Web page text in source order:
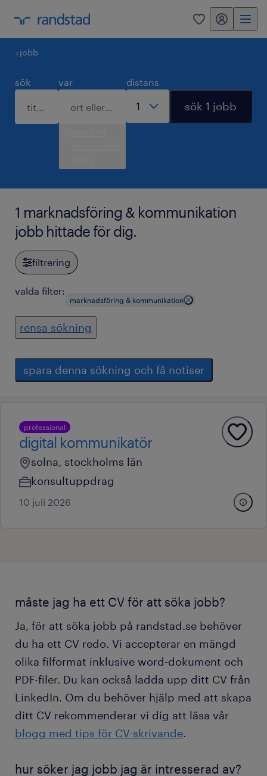
0 mitt randstad
jobb
sök var distans
sök 1 jobb
1 marknadsföring & kommunikation
jobb hittade för dig.
filtrering
valda filter:
marknadsföring & kommunikation
rensa sökning
spara denna sökning och få notiser
professional
digital kommunikatör
solna, stockholms län
konsultuppdrag
10 juli 2026
måste jag ha ett CV för att söka jobb?
Ja, för att söka jobb på randstad.se behöver
du ha ett CV redo. Vi accepterar en mängd
olika filformat inklusive word-dokument och
PDF-filer. Du kan också ladda upp ditt CV från
LinkedIn. Om du behöver hjälp med att skapa
ditt CV rekommenderar vi dig att läsa vår
blogg med tips för CV-skrivande.
hur söker jag jobb jag är intresserad av?